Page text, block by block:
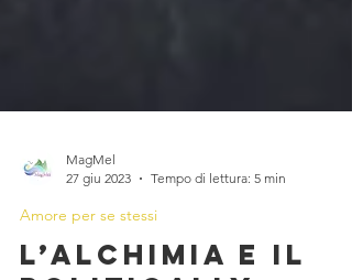
27 giu 2023
Tempo di lettura: 5 min
Amore per se stessi